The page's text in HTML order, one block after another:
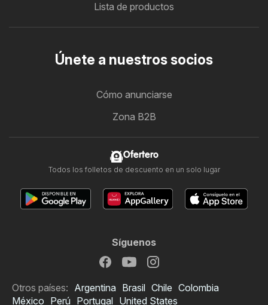
Lista de productos
Únete a nuestros socios
Cómo anunciarse
Zona B2B
Ofertero
Todos los folletos de descuento en un solo lugar
Síguenos
Otros países: Argentina Brasil Chile Colombia
México Perú Portugal United States